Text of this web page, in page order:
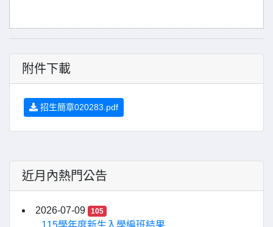
附件下載
招生簡章020283.pdf
近月內熱門公告
2026-07-09 105
115學年度新生入學編班結果